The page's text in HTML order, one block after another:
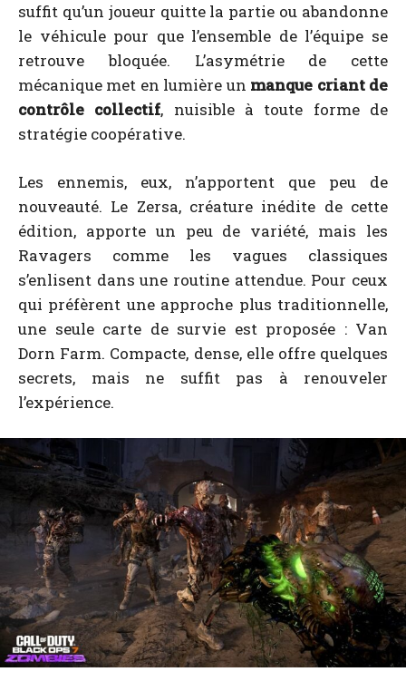
suffit qu’un joueur quitte la partie ou abandonne
le véhicule pour que l’ensemble de l’équipe se
retrouve bloquée. L’asymétrie de cette
mécanique met en lumière un manque criant de
contrôle collectif, nuisible à toute forme de
stratégie coopérative.
Les ennemis, eux, n’apportent que peu de
nouveauté. Le Zersa, créature inédite de cette
édition, apporte un peu de variété, mais les
Ravagers comme les vagues classiques
s’enlisent dans une routine attendue. Pour ceux
qui préfèrent une approche plus traditionnelle,
une seule carte de survie est proposée : Van
Dorn Farm. Compacte, dense, elle offre quelques
secrets, mais ne suffit pas à renouveler
l’expérience.